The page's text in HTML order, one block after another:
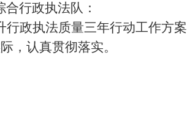
合行政执法队 ：
政执法质量三年行动工作方案
，认真贯彻落实。